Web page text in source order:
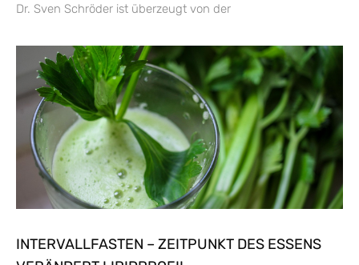
Dr. Sven Schröder ist überzeugt von der
INTERVALLFASTEN – ZEITPUNKT DES ESSENS